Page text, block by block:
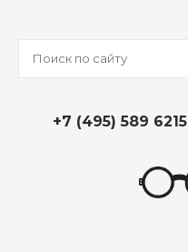
+7 (495) 589 6215